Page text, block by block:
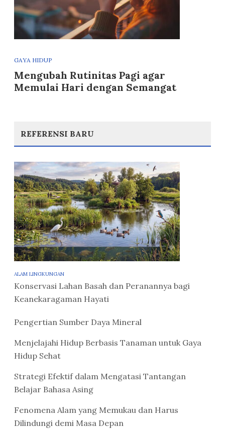
GAYA HIDUP
Mengubah Rutinitas Pagi agar
Memulai Hari dengan Semangat
REFERENSI BARU
ALAM LINGKUNGAN
Konservasi Lahan Basah dan Peranannya bagi
Keanekaragaman Hayati
Pengertian Sumber Daya Mineral
Menjelajahi Hidup Berbasis Tanaman untuk Gaya
Hidup Sehat
Strategi Efektif dalam Mengatasi Tantangan
Belajar Bahasa Asing
Fenomena Alam yang Memukau dan Harus
Dilindungi demi Masa Depan